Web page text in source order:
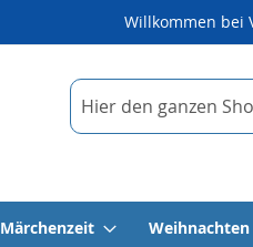
Willkommen bei
Suche
Märchenzeit Weihnachten